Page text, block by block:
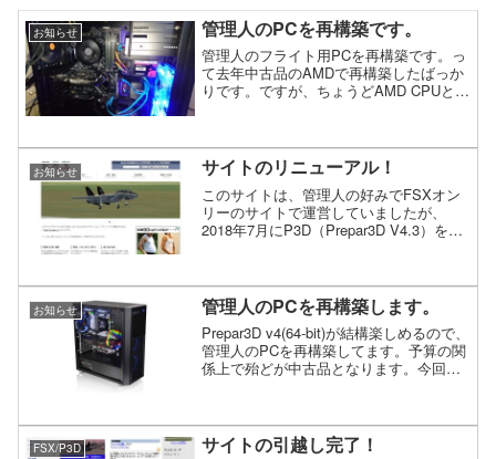
お知らせ 管理人のPCを再構築です。
管理人のフライト用PCを再構築です。っ
て去年中古品のAMDで再構築したばっか
りです。ですが、ちょうどAMD CPUと
築する事にしました。Windows10だと、
ハード...
お知らせ サイトのリニューアル！
このサイトは、管理人の好みでFSXオン
リーのサイトで運営していましたが、
2018年7月にP3D（Prepar3D V4.3）を導
お知らせ 管理人のPCを再構築します。
Prepar3D v4(64-bit)が結構楽しめるので、
管理人のPCを再構築してます。予算の関
係上で殆どが中古品となります。今回
FSX/P3D サイトの引越し完了！